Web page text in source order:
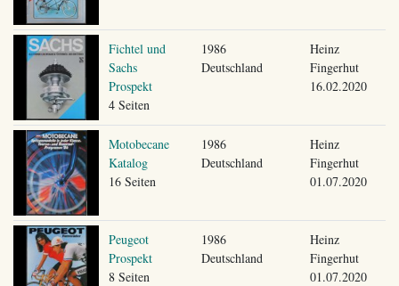
Fichtel und
Sachs
Prospekt
4 Seiten
1986
Deutschland
Heinz
Fingerhut
16.02.2020
Motobecane
Katalog
16 Seiten
1986
Deutschland
Heinz
Fingerhut
01.07.2020
Peugeot
Prospekt
8 Seiten
1986
Deutschland
Heinz
Fingerhut
01.07.2020